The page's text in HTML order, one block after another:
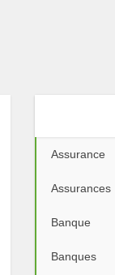
Assurance
Assurances
Banque
Banques